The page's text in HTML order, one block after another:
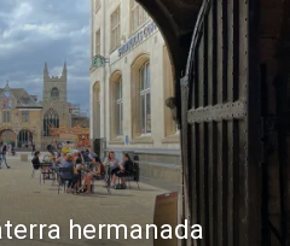
My
Eyes
hermanada